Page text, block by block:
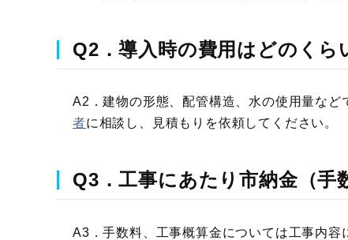
Q2．導入時の費用はどのくら
A2．建物の形態、配管構造、水の使用量など
者に相談し、見積もりを依頼してください。
Q3．工事にあたり市納金（手
A3．手数料、工事概算金については工事内